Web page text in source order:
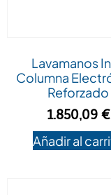
Lavamanos
Columna
Reforzado
1.850,09 €
Añadir al